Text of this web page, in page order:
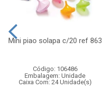
Mini piao solapa c/20 ref 863
Código: 106486
Embalagem: Unidade
Caixa Com: 24 Unidade(s)